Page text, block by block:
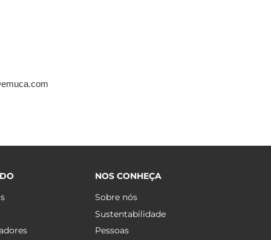
NOS CONHEÇA
Sobre nós
Sustentabilidade
Pessoas